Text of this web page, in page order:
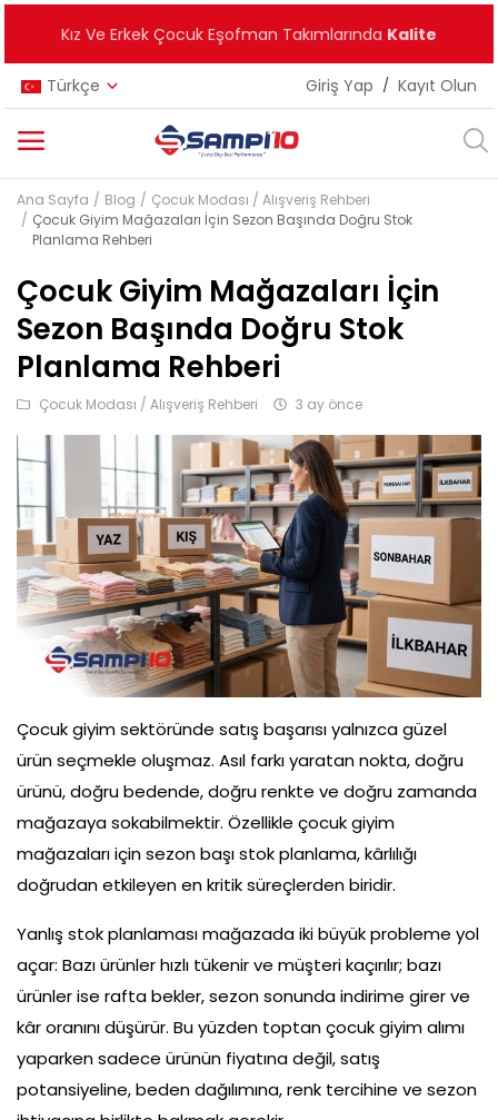
Kız Ve Erkek Çocuk Eşofman Takımlarında Kalite
Türkçe Giriş Yap / Kayıt Olun
Kategoriler
Kız Çocuk
Erkek Çocuk
Unisex
Yeni Ürünler
Çok Satanlar
Tüm Ürünler
Ana Sayfa Blog
Çocuk Modası / Alışveriş Rehberi
Çocuk Giyim Mağazaları İçin Sezon Başında Doğru Stok
Planlama Rehberi
Çocuk Giyim Mağazaları İçin
Sezon Başında Doğru Stok
Planlama Rehberi
Çocuk Modası / Alışveriş Rehberi 3 ay önce
Çocuk giyim sektöründe satış başarısı yalnızca güzel
ürün seçmekle oluşmaz. Asıl farkı yaratan nokta, doğru
ürünü, doğru bedende, doğru renkte ve doğru zamanda
mağazaya sokabilmektir. Özellikle çocuk giyim
mağazaları için sezon başı stok planlama, kârlılığı
doğrudan etkileyen en kritik süreçlerden biridir.
Yanlış stok planlaması mağazada iki büyük probleme yol
açar: Bazı ürünler hızlı tükenir ve müşteri kaçırılır; bazı
ürünler ise rafta bekler, sezon sonunda indirime girer ve
kâr oranını düşürür. Bu yüzden toptan çocuk giyim alımı
yaparken sadece ürünün fiyatına değil, satış
potansiyeline, beden dağılımına, renk tercihine ve sezon